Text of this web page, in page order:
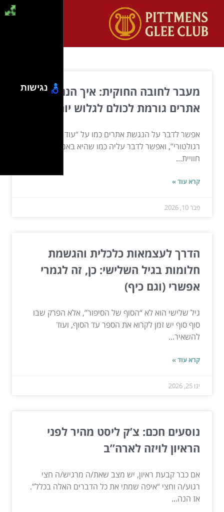
מעבר לחובה החוקית: איך הנגשת
אתרים גורמת לכולם לגלוש יותר בכיף
אפשר לדבר על הנגשת אתרים כמו על “עוד צ’קבוקס
רגולטורי”, ואפשר לדבר עליה כמו שהיא באמת: שדרוג
חוויית...
קרא עוד »
פבר 10, 2026
הדרך לעצמאות כלכלית והגשמת
חלומות בגיל השלישי: כן, זה לגמרי
אפשרי (וגם כיף)
גיל שלישי הוא לא “הסוף של הסיפור”, אלא הפרק שבו
סוף סוף יש זמן לקרוא את הספר עד הסוף, ועוד
להשאיר...
קרא עוד »
ינו 25, 2026
נוסעים חכם: צ’ק ליסט מהיר לפני
הראיון לויזה לארה”ב
אם כבר קבעת ראיון, יש מצב שאת/ה מרגיש/ה חצי
רגוע/ה וחצי “איפה שמתי את כל הדברים האלה בכלל”.
אז הנה...
נגישות